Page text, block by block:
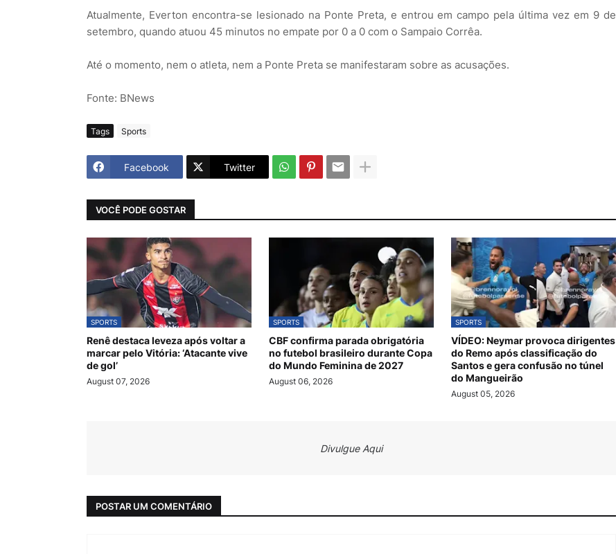
Atualmente, Everton encontra-se lesionado na Ponte Preta, e entrou em campo pela última vez em 9 de
setembro, quando atuou 45 minutos no empate por 0 a 0 com o Sampaio Corrêa.
Até o momento, nem o atleta, nem a Ponte Preta se manifestaram sobre as acusações.
Fonte: BNews
Tags Sports
Facebook Twitter
VOCÊ PODE GOSTAR
SPORTS
Renê destaca leveza após voltar a
marcar pelo Vitória: ‘Atacante vive
de gol’
August 07, 2026
SPORTS
CBF confirma parada obrigatória
no futebol brasileiro durante Copa
do Mundo Feminina de 2027
August 06, 2026
SPORTS
VÍDEO: Neymar provoca dirigentes
do Remo após classificação do
Santos e gera confusão no túnel
do Mangueirão
August 05, 2026
Divulgue Aqui
POSTAR UM COMENTÁRIO